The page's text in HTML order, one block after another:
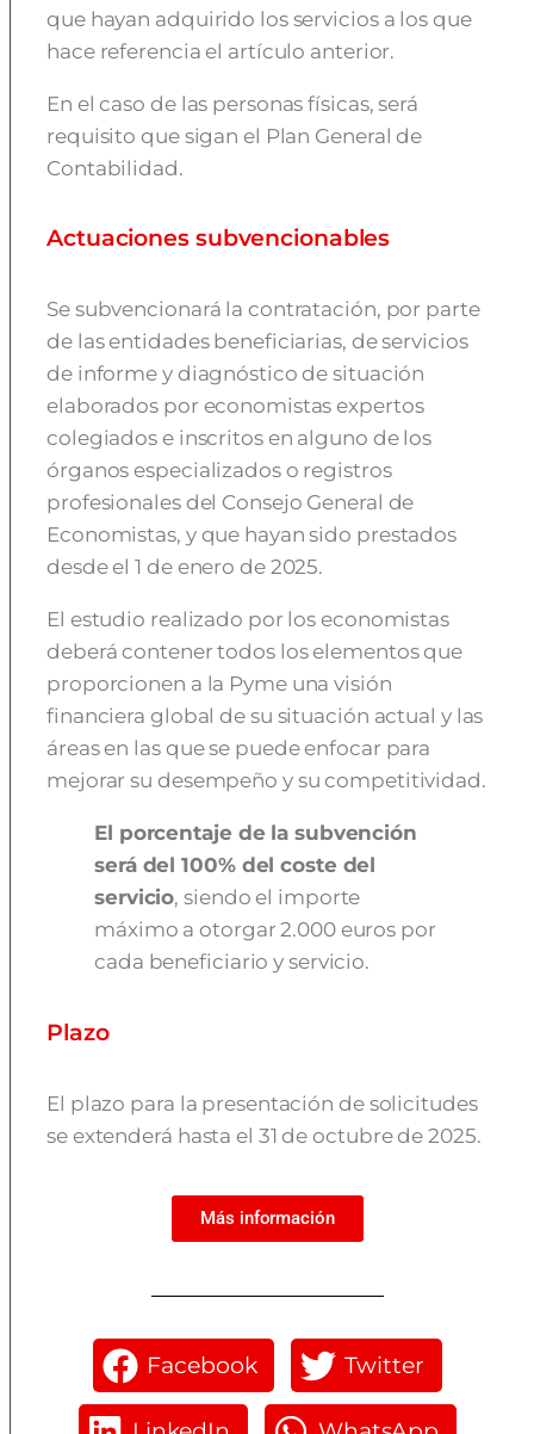
que hayan adquirido los servicios a los que
hace referencia el artículo anterior.
En el caso de las personas físicas, será
requisito que sigan el Plan General de
Contabilidad.
Actuaciones subvencionables
Se subvencionará la contratación, por parte
de las entidades beneficiarias, de servicios
de informe y diagnóstico de situación
elaborados por economistas expertos
colegiados e inscritos en alguno de los
órganos especializados o registros
profesionales del Consejo General de
Economistas, y que hayan sido prestados
desde el 1 de enero de 2025.
El estudio realizado por los economistas
deberá contener todos los elementos que
proporcionen a la Pyme una visión
financiera global de su situación actual y las
áreas en las que se puede enfocar para
mejorar su desempeño y su competitividad.
El porcentaje de la subvención
será del 100% del coste del
servicio, siendo el importe
máximo a otorgar 2.000 euros por
cada beneficiario y servicio.
Plazo
El plazo para la presentación de solicitudes
se extenderá hasta el 31 de octubre de 2025.
Más información
Facebook Twitter